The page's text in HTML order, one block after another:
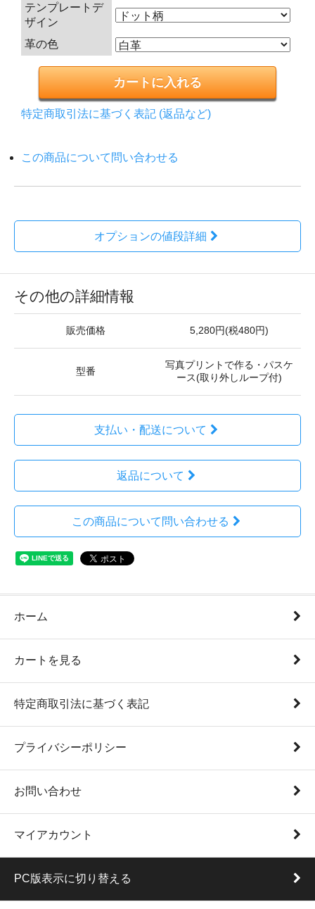
テンプレートデ
ザイン
革の色
特定商取引法に基づく表記 (返品など)
この商品について問い合わせる
オプションの値段詳細
その他の詳細情報
販売価格 5,280円(税480円)
型番
写真プリントで作る・パスケ
ース(取り外しループ付)
支払い・配送について
返品について
この商品について問い合わせる
ホーム
カートを見る
特定商取引法に基づく表記
プライバシーポリシー
お問い合わせ
マイアカウント
PC版表示に切り替える